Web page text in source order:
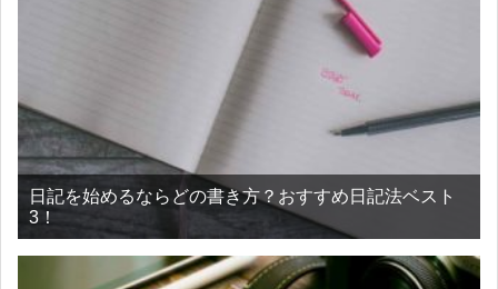
日記を始めるならどの書き方？おすすめ日記法ベスト
3！